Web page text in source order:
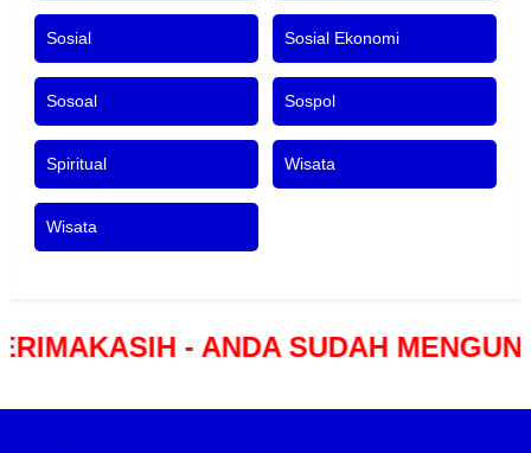
Sosial Sosial Ekonomi
Sosoal Sospol
Spiritual Wisata
Wisata
- ANDA SUDAH MENGUNJUNGI